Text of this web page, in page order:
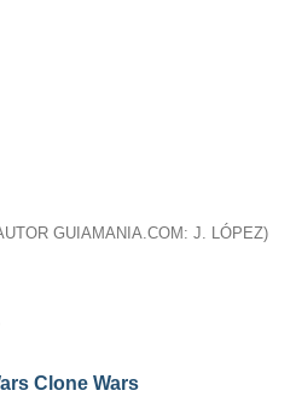
GUIAMANIA.COM: J. LÓPEZ)
Clone Wars